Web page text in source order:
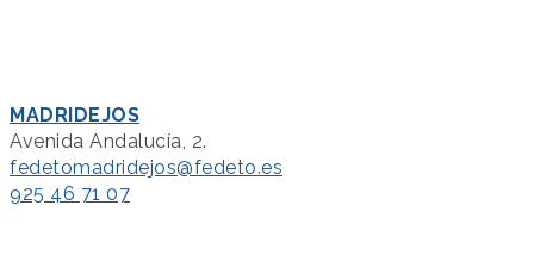
MADRIDEJOS
Avenida Andalucía, 2.
fedetomadridejos@fedeto.es
925 46 71 07